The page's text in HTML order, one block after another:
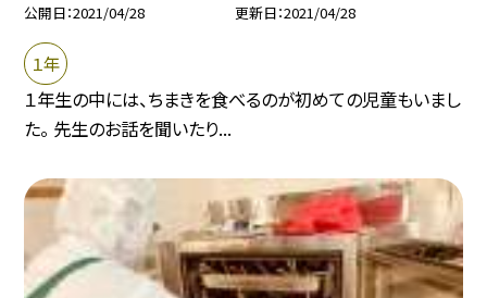
公開日 2021/04/28 更新日 2021/04/28
１年
１年生の中には、ちまきを食べるのが初めての児童もいまし
た。 先生のお話を聞いたり...